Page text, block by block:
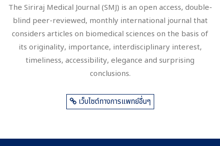
The Siriraj Medical Journal (SMJ) is an open access, double-
blind peer-reviewed, monthly international journal that
considers articles on biomedical sciences on the basis of
its originality, importance, interdisciplinary interest,
timeliness, accessibility, elegance and surprising
conclusions.
เว็บไซต์ทางการแพทย์อื่นๆ